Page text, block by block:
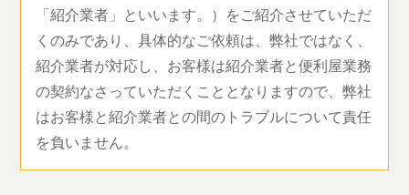
「紹介業者」といいます。）をご紹介させていただ
くのみであり、具体的なご依頼は、弊社ではなく、
紹介業者が対応し、お客様は紹介業者と便利屋業務
の契約なさっていただくこととなりますので、弊社
はお客様と紹介業者との間のトラブルについて責任
を負いません。